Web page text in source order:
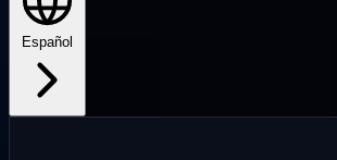
Español